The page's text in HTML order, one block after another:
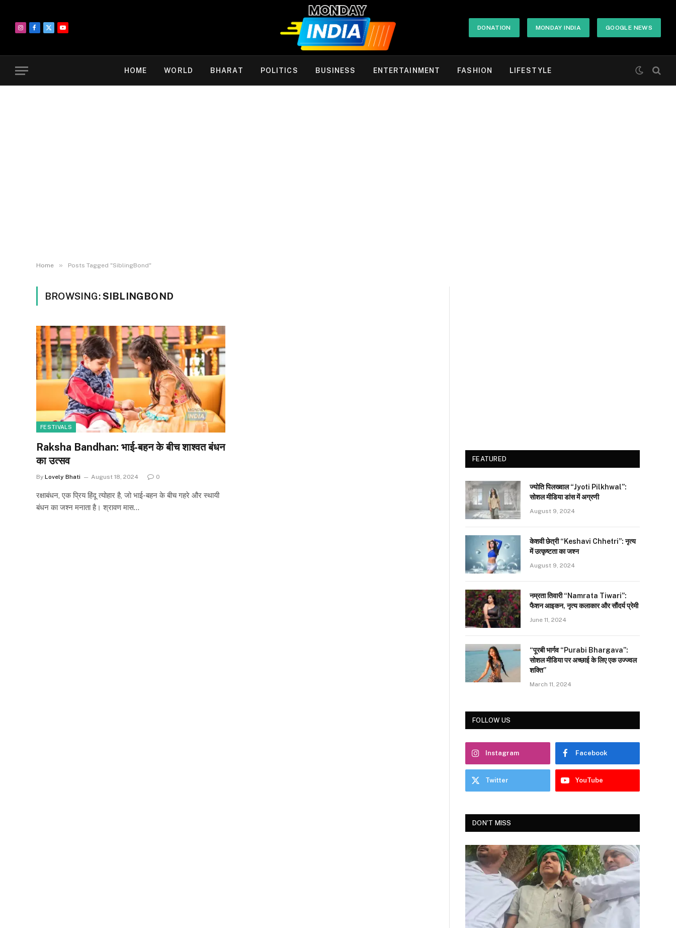
Instagram
Facebook
X
YouTube
DONATION MONDAY INDIA GOOGLE NEWS
HOME WORLD BHARAT POLITICS BUSINESS ENTERTAINMENT FASHION LIFESTYLE
Home » Posts Tagged "SiblingBond"
BROWSING:SIBLINGBOND
FESTIVALS
Raksha Bandhan: भाई-बहन के बीच शाश्वत बंधन
का उत्सव
By Lovely Bhati August 18, 2024 0
रक्षाबंधन, एक प्रिय हिंदू त्योहार है, जो भाई-बहन के बीच गहरे और स्थायी
बंधन का जश्न मनाता है। श्रावण मास…
FEATURED
ज्योति पिलख्वाल “Jyoti Pilkhwal”:
सोशल मीडिया डांस में अग्रणी
August 9, 2024
केशवी छेत्री “Keshavi Chhetri”: नृत्य
में उत्कृष्टता का जश्न
August 9, 2024
नम्रता तिवारी “Namrata Tiwari”:
फैशन आइकन, नृत्य कलाकार और सौंदर्य प्रेमी
June 11, 2024
“पूरबी भार्गव “Purabi Bhargava”:
सोशल मीडिया पर अच्छाई के लिए एक उज्ज्वल
शक्ति”
March 11, 2024
FOLLOW US
Instagram Facebook
Twitter YouTube
DON'T MISS